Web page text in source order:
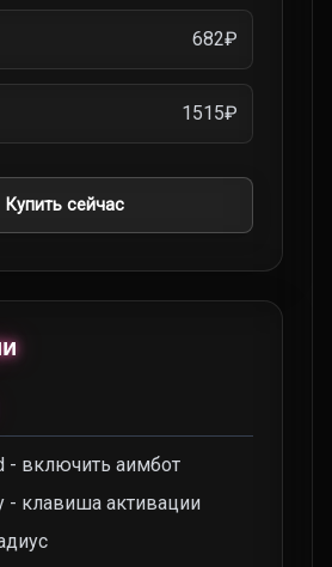
682₽
1515₽
Купить сейчас
- включить аимбот
- клавиша активации